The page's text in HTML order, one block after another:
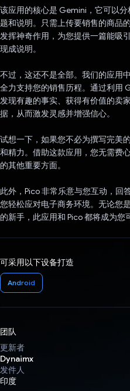
该应用的核心是 Gemini，它可以
题和说明。只需上传要销售的商品
发挥神奇作用，为您提供一篇能吸
现成说明。
不过，这还不是全部。我们的应用
全力支持您的销售历程。通过利用
发现有趣的事实、获得有价值的卖
据，从而激发灵感并增强信心。
试想一下，如果您不必为撰写完美
和精力。借助这款应用，您无需费
的其他重要方面。
此外，Pico 非常乐意与您互动，回
您轻松应对电子商务环境。无论您
的新手，此应用和 Pico 都将成为您
可采用以下设备打造
Android
团队
更新者
Dynaimx
发件人
印度